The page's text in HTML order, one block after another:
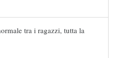
tra i ragazzi, tutta la